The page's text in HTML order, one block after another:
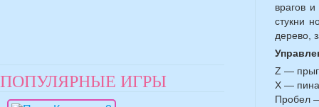
врагов
стукни
дерево,
Z —
X —
Пробел
ПОПУЛЯРНЫЕ ИГРЫ